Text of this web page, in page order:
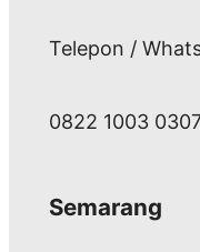
Telepon /
0822 1003
Semarang